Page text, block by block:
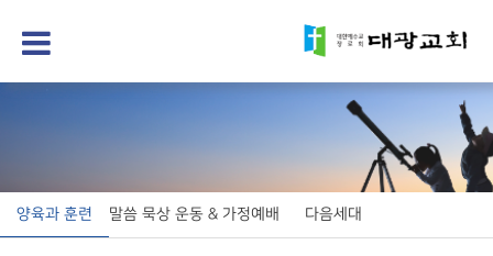
양육과 훈련 말씀 묵상 운동 & 가정예배 다음세대